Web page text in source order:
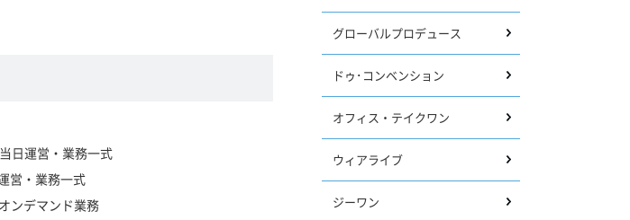
日運営・業務一式
営・業務一式
ンデマンド業務
グローバルプロデュース
ドゥ･コンベンション
オフィス・テイクワン
ウィアライブ
ジーワン